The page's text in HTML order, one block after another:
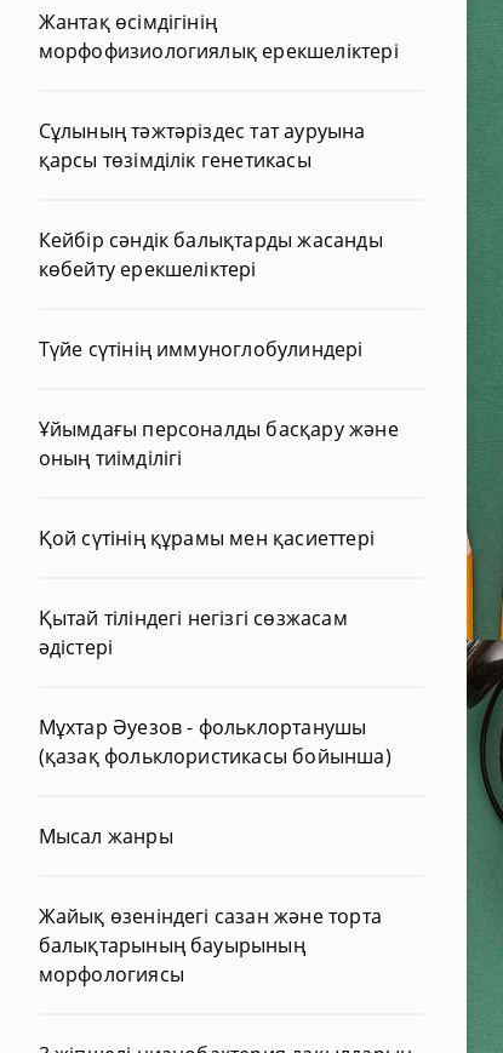
Жантақ өсімдігінің
морфофизиологиялық ерекшеліктері
Сұлының тәжтәріздес тат ауруына
қарсы төзімділік генетикасы
Кейбір сәндік балықтарды жасанды
көбейту ерекшеліктері
Түйе сүтінің иммуноглобулиндері
Ұйымдағы персоналды басқару және
оның тиімділігі
Қой сүтінің құрамы мен қасиеттері
Қытай тіліндегі негізгі сөзжасам
әдістері
Мұхтар Әуезов - фольклортанушы
(қазақ фольклористикасы бойынша)
Мысал жанры
Жайық өзеніндегі сазан және торта
балықтарының бауырының
морфологиясы